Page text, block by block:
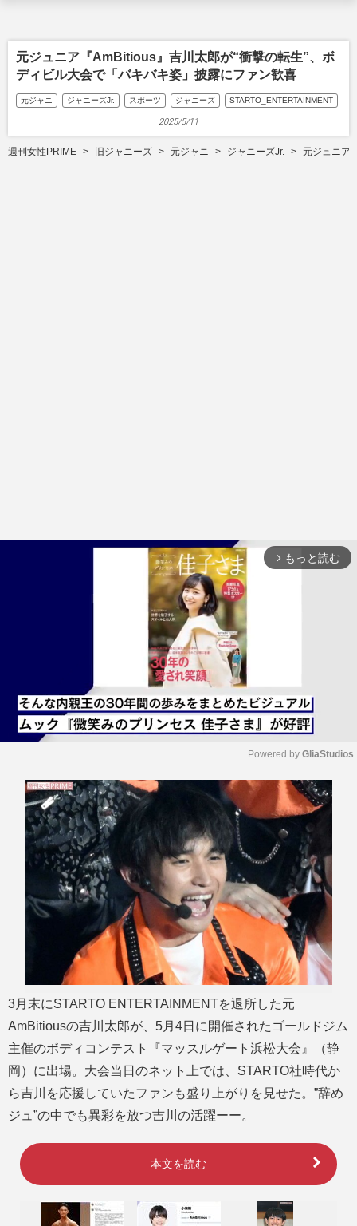
元ジュニア『AmBitious』吉川太郎が“衝撃の転生”、ボ
ディビル大会で「バキバキ姿」披露にファン歓喜
元ジャニ ジャニーズJr. スポーツ ジャニーズ STARTO_ENTERTAINMENT
2025/5/11
週刊女性PRIME 旧ジャニーズ 元ジャニ ジャニーズJr. 元ジュニア
arrow_forward_ios もっと読む
M
u
t
Powered by GliaStudios
3月末にSTARTO ENTERTAINMENTを退所した元
AmBitiousの吉川太郎が、5月4日に開催されたゴールドジム
主催のボディコンテスト『マッスルゲート浜松大会』（静
岡）に出場。大会当日のネット上では、STARTO社時代か
ら吉川を応援していたファンも盛り上がりを見せた。”辞め
ジュ”の中でも異彩を放つ吉川の活躍ーー。
本文を読む